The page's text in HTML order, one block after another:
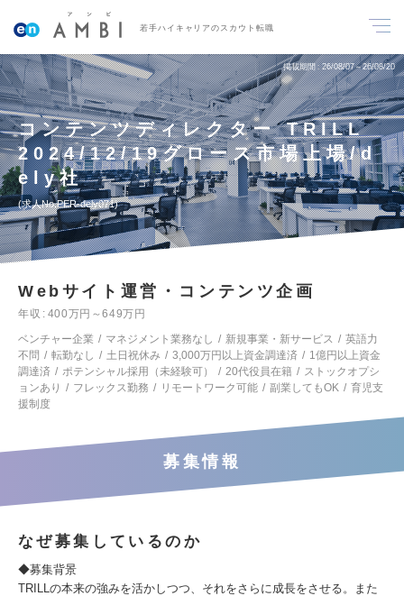
若手ハイキャリアのスカウト転職
掲載期間 26/08/07～26/08/20
コンテンツディレクター TRILL
2024/12/19グロース市場上場/d
ely社
求人No.PER-dely071
Webサイト運営・コンテンツ企画
年収
400万円～649万円
ベンチャー企業
マネジメント業務なし 新規事業・新サービス
英語力
不問
転勤なし 土日祝休み 3,000万円以上資金調達済
1億円以上資金
調達済
ポテンシャル採用（未経験可） 20代役員在籍
ストックオプシ
ョンあり
フレックス勤務 リモートワーク可能 副業してもOK
育児支
援制度
募集情報
なぜ募集しているのか
◆募集背景
TRILLの本来の強みを活かしつつ、それをさらに成長をさせる。また